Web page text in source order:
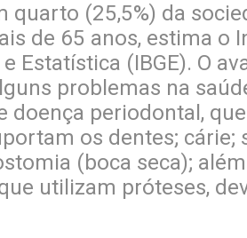
quarto (25,5%) da
de 65 anos, estima o
Estatística (IBGE). O
problemas na
doença periodontal,
os dentes; cárie;
(boca seca);
utilizam próteses,